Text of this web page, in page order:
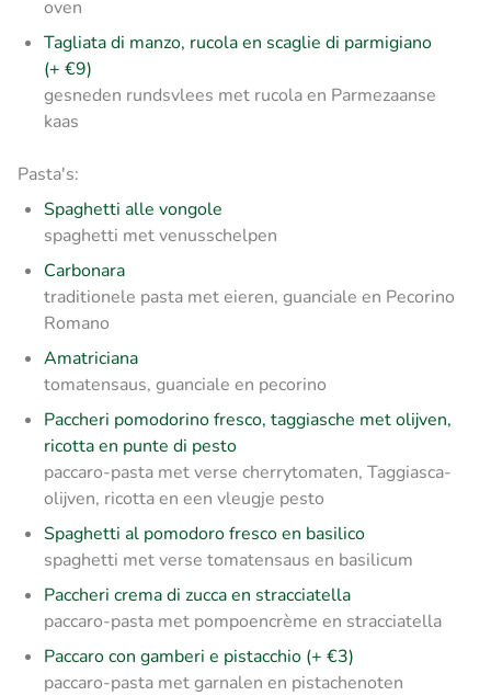
oven
Tagliata di manzo, rucola en scaglie di parmigiano
(+ €9)
gesneden rundsvlees met rucola en Parmezaanse
kaas
Pasta's:
Spaghetti alle vongole
spaghetti met venusschelpen
Carbonara
traditionele pasta met eieren, guanciale en Pecorino
Romano
Amatriciana
tomatensaus, guanciale en pecorino
Paccheri pomodorino fresco, taggiasche met olijven,
ricotta en punte di pesto
paccaro-pasta met verse cherrytomaten, Taggiasca-
olijven, ricotta en een vleugje pesto
Spaghetti al pomodoro fresco en basilico
spaghetti met verse tomatensaus en basilicum
Paccheri crema di zucca en stracciatella
paccaro-pasta met pompoencrème en stracciatella
Paccaro con gamberi e pistacchio (+ €3)
paccaro-pasta met garnalen en pistachenoten